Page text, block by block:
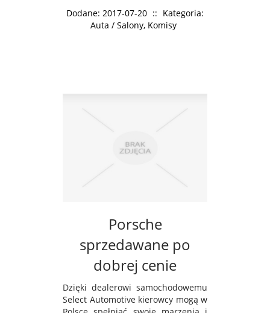
Dodane: 2017-07-20 :: Kategoria:
Auta / Salony, Komisy
Porsche
sprzedawane po
dobrej cenie
Dzięki dealerowi samochodowemu
Select Automotive kierowcy mogą w